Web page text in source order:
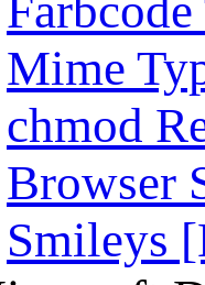
Mime
chmod
Browser
Smileys